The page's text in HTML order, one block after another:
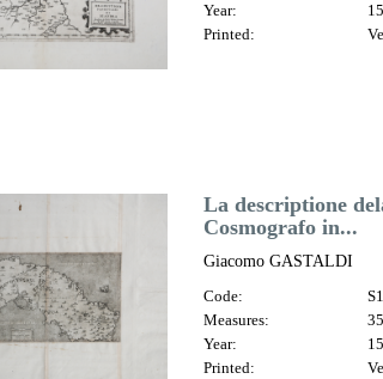
Year:
Printed:
La descriptione
Cosmografo in...
Giacomo GASTALDI
Code:
Measures:
Year:
Printed: